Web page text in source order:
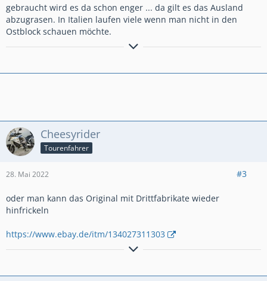
gebraucht wird es da schon enger ... da gilt es das Ausland
abzugrasen. In Italien laufen viele wenn man nicht in den
Ostblock schauen möchte.
Wer ZEN beherrscht kennt keine Spritpreise
Cheesyrider
Tourenfahrer
28. Mai 2022 #3
oder man kann das Original mit Drittfabrikate wieder
hinfrickeln
https://www.ebay.de/itm/134027311303
Wer ZEN beherrscht kennt keine Spritpreise